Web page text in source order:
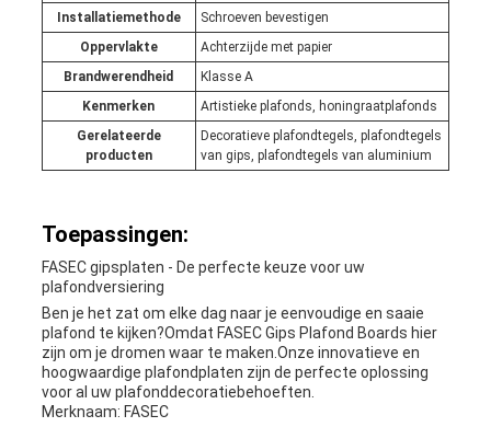
Installatiemethode
Schroeven bevestigen
Oppervlakte
Achterzijde met papier
Brandwerendheid
Klasse A
Kenmerken
Artistieke plafonds, honingraatplafonds
Gerelateerde
producten
Decoratieve plafondtegels, plafondtegels
van gips, plafondtegels van aluminium
Toepassingen:
FASEC gipsplaten - De perfecte keuze voor uw
plafondversiering
Ben je het zat om elke dag naar je eenvoudige en saaie
plafond te kijken?Omdat FASEC Gips Plafond Boards hier
zijn om je dromen waar te maken.Onze innovatieve en
hoogwaardige plafondplaten zijn de perfecte oplossing
voor al uw plafonddecoratiebehoeften.
Merknaam: FASEC